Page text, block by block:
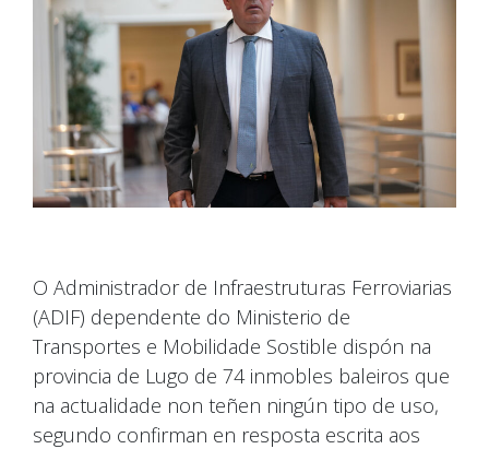
O Administrador de Infraestruturas Ferroviarias
(ADIF) dependente do Ministerio de
Transportes e Mobilidade Sostible dispón na
provincia de Lugo de 74 inmobles baleiros que
na actualidade non teñen ningún tipo de uso,
segundo confirman en resposta escrita aos